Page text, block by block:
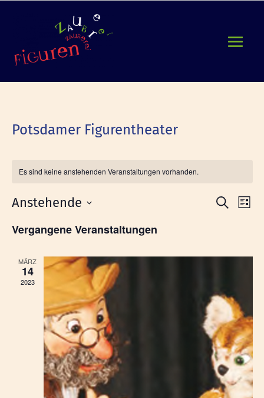
Potsdamer Figurentheater
Es sind keine anstehenden Veranstaltungen vorhanden.
Suche
Liste
Anstehende
wählen.
Vergangene Veranstaltungen
MÄRZ
14
2023